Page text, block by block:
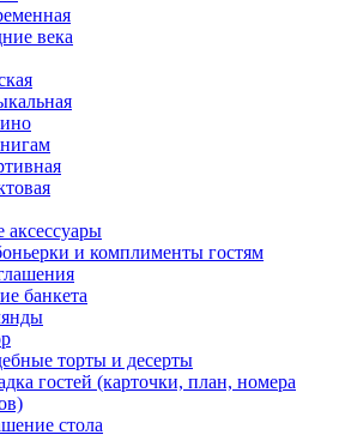
века
аксессуары
и комплименты гостям
банкета
торты и десерты
гостей (карточки, план, номера
стола